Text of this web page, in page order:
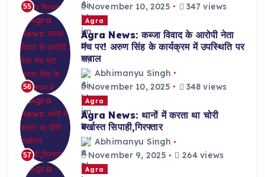
55
November 10, 2025
347 views
56
Agra
Agra News: कब्जा विवाद के आरोपी नेता
मंच पर! अरुण सिंह के कार्यक्रम में उपस्थिति पर
सवाल
Abhimanyu Singh
November 10, 2025
348 views
57
Agra
Agra News: थानों में करता था चोरी
बर्खास्त सिपाही,गिरफ्तार
Abhimanyu Singh
November 9, 2025
264 views
Agra